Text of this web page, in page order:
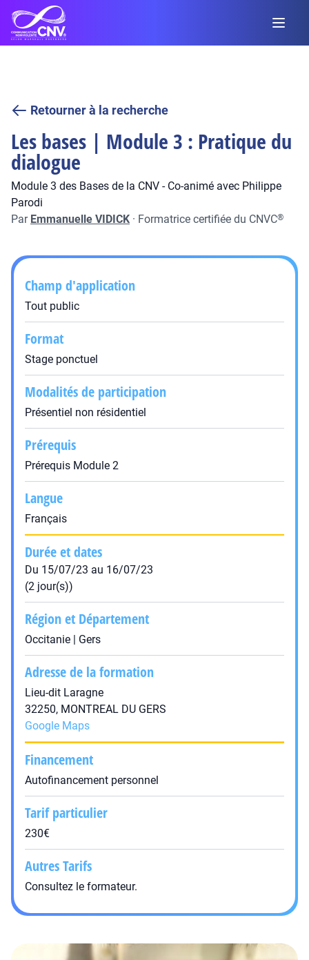
Retourner à la recherche
Les bases | Module 3 : Pratique du
dialogue
Module 3 des Bases de la CNV - Co-animé avec Philippe
Parodi
Par Emmanuelle VIDICK · Formatrice certifiée du CNVC®
Champ d'application
Tout public
Format
Stage ponctuel
Modalités de participation
Présentiel non résidentiel
Prérequis
Prérequis Module 2
Langue
Français
Durée et dates
Du 15/07/23 au 16/07/23
(2 jour(s))
Région et Département
Occitanie | Gers
Adresse de la formation
Lieu-dit Laragne
32250, MONTREAL DU GERS
Google Maps
Financement
Autofinancement personnel
Tarif particulier
230€
Autres Tarifs
Consultez le formateur.